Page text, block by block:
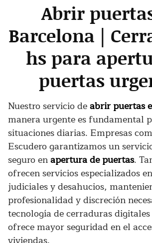
Abrir
Barcelona |
hs para
puertas
Nuestro servicio deabrir puertas
manera urgente es fundamental
situaciones diarias. Empresas
Escudero garantizamos un
seguro enapertura de puertas.
ofrecen servicios especializados
judiciales y desahucios,
profesionalidad y discreción
tecnología de cerraduras
ofrece mayor seguridad en el